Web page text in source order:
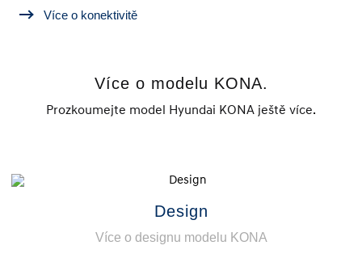
Více o konektivitě
Více o modelu KONA.
Prozkoumejte model Hyundai KONA ještě více.
Design
Více o designu modelu KONA